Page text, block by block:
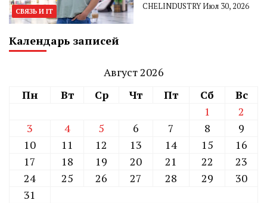
СВЯЗЬ И IT CHELINDUSTRYИюл 30, 2026
Календарь записей
Август 2026
Пн
Вт Ср Чт Пт Сб
Вс
1
2
3
4 5 6 7 8
9
10
11 12 13 14 15
16
17
18 19 20 21 22
23
24
25 26 27 28 29
30
31